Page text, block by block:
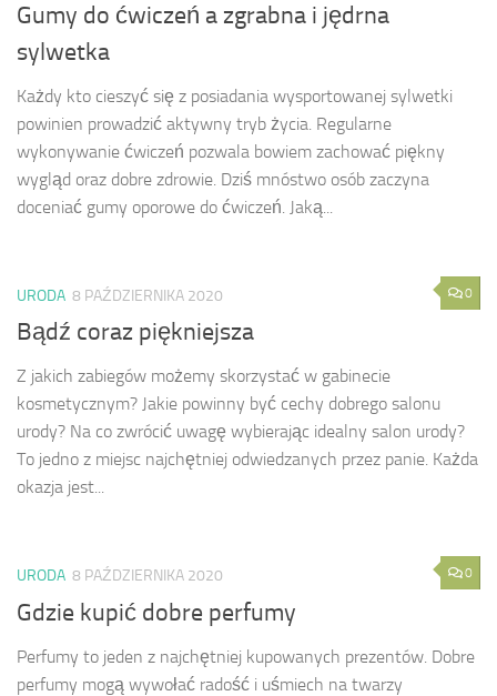
Gumy do ćwiczeń a zgrabna i jędrna
sylwetka
Każdy kto cieszyć się z posiadania wysportowanej sylwetki
powinien prowadzić aktywny tryb życia. Regularne
wykonywanie ćwiczeń pozwala bowiem zachować piękny
wygląd oraz dobre zdrowie. Dziś mnóstwo osób zaczyna
doceniać gumy oporowe do ćwiczeń. Jaką...
0
URODA 8 PAŹDZIERNIKA 2020
Bądź coraz piękniejsza
Z jakich zabiegów możemy skorzystać w gabinecie
kosmetycznym? Jakie powinny być cechy dobrego salonu
urody? Na co zwrócić uwagę wybierając idealny salon urody?
To jedno z miejsc najchętniej odwiedzanych przez panie. Każda
okazja jest...
0
URODA 8 PAŹDZIERNIKA 2020
Gdzie kupić dobre perfumy
Perfumy to jeden z najchętniej kupowanych prezentów. Dobre
perfumy mogą wywołać radość i uśmiech na twarzy